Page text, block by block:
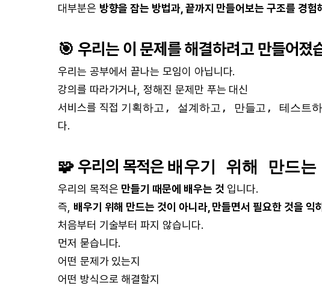
대부분은 방향을 잡는 방법과, 끝까지 만들어보는 구조를 경
🎯 우리는 이 문제를 해결하려고 만들어졌
우리는 공부에서 끝나는 모임이 아닙니다.
강의를 따라가거나, 정해진 문제만 푸는 대신
서비스를 직접 기획하고, 설계하고, 만들고, 테스트
다.
🧩 우리의 목적은 배우기 위해 만드는
우리의 목적은 만들기 때문에 배우는 것 입니다.
즉, 배우기 위해 만드는 것이 아니라, 만들면서 필요한 것을 익
처음부터 기술부터 파지 않습니다.
먼저 묻습니다.
어떤 문제가 있는지
어떤 방식으로 해결할지